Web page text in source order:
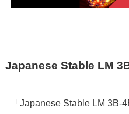
Japanese Stable LM
「Japanese Stable LM 3B-